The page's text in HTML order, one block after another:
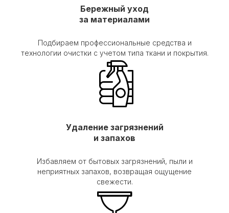
Бережный уход
за материалами
Подбираем профессиональные средства и
технологии очистки с учетом типа ткани и покрытия.
Удаление загрязнений
и запахов
Избавляем от бытовых загрязнений, пыли и
неприятных запахов, возвращая ощущение
свежести.